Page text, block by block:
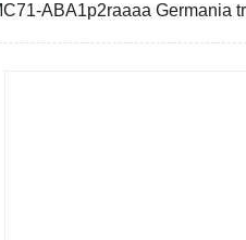
ABA1p2raaaa Germania